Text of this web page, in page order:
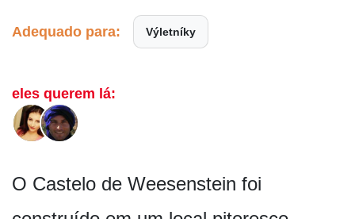
Adequado para: Výletníky
eles querem lá:
O Castelo de Weesenstein foi